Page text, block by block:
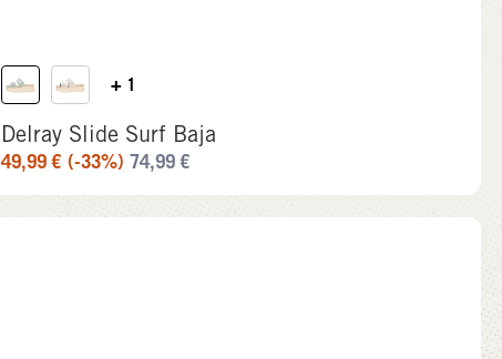
+ 1
Delray Slide Surf Baja
49,99€ (-33%) 74,99€